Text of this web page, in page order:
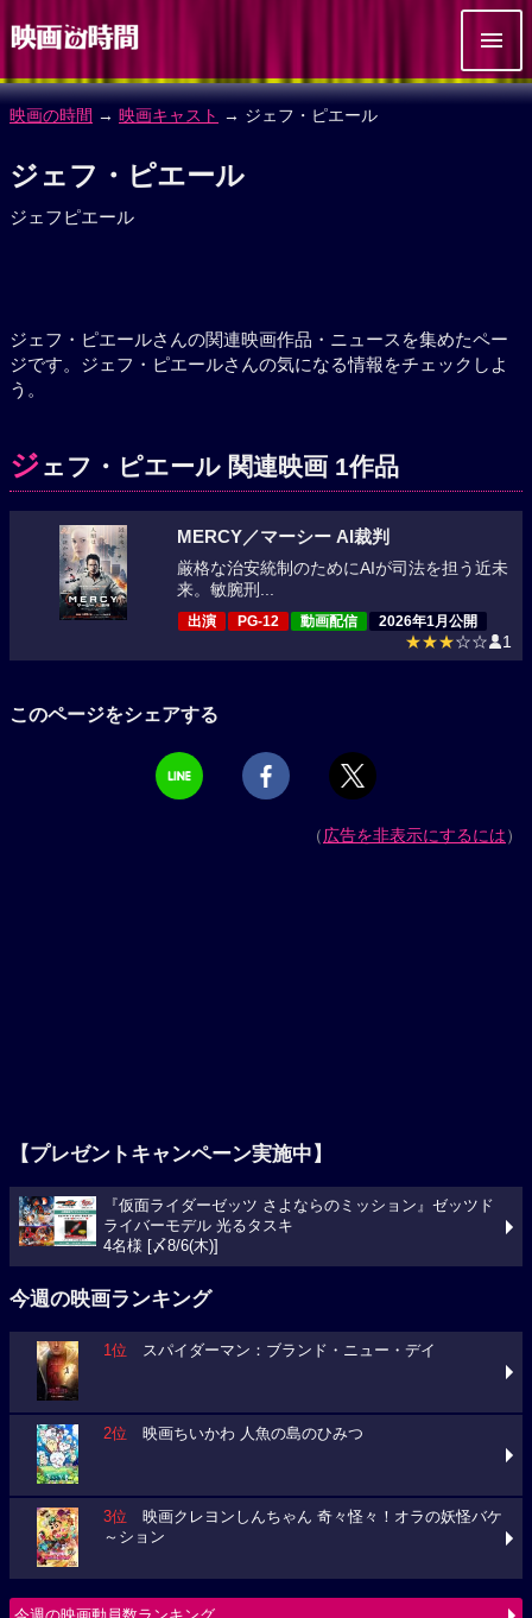
映画の時間 → 映画キャスト → ジェフ・ピエール
ジェフ・ピエール
ジェフピエール
ジェフ・ピエールさんの関連映画作品・ニュースを集めたペー
ジです。ジェフ・ピエールさんの気になる情報をチェックしよ
う。
ジ ェフ・ピエール 関連映画 1作品
MERCY／マーシー AI裁判
厳格な治安統制のためにAIが司法を担う近未
来。敏腕刑...
出演 PG-12 動画配信 2026年1月公開
★★★☆☆ 1
このページをシェアする
（広告を非表示にするには）
【プレゼントキャンペーン実施中】
『仮面ライダーゼッツ さよならのミッション』ゼッツド
ライバーモデル 光るタスキ
4名様 [〆8/6(木)]
今週の映画ランキング
1位 スパイダーマン：ブランド・ニュー・デイ
2位 映画ちいかわ 人魚の島のひみつ
3位 映画クレヨンしんちゃん 奇々怪々！オラの妖怪バケ
～ション